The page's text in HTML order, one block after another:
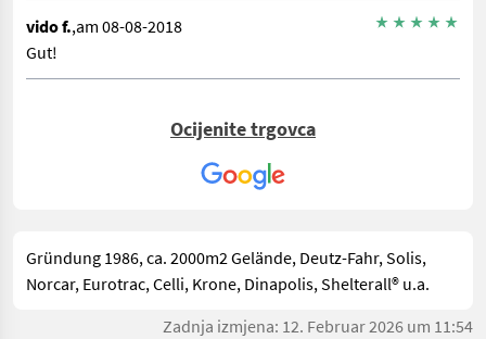
vido f.,am 08-08-2018
Gut!
Ocijenite trgovca
Gründung 1986, ca. 2000m2 Gelände, Deutz-Fahr, Solis,
Norcar, Eurotrac, Celli, Krone, Dinapolis, Shelterall® u.a.
Zadnja izmjena: 12. Februar 2026 um 11:54